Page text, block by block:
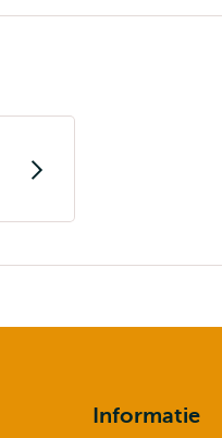
Informatie